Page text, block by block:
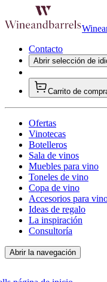
Contacto
Abrir selección de
Carrito de
Ofertas
Vinotecas
Botelleros
Sala de vinos
Muebles para vino
Toneles de vino
Copa de vino
Accesorios para
Ideas de regalo
La inspiración
Consultoría
Abrir la navegación